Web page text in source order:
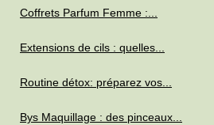
Coffrets Parfum Femme :...
Extensions de cils : quelles...
Routine détox: préparez vos...
Bys Maquillage : des pinceaux...